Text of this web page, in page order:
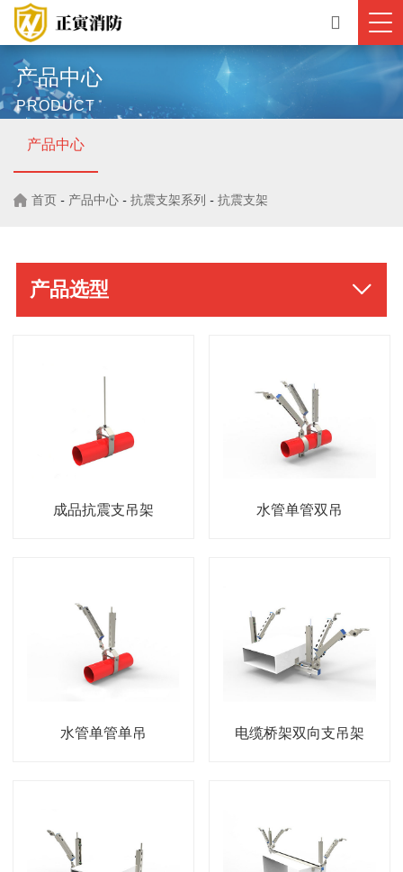
产品中心
PRODUCT
产品中心
首页 - 产品中心 - 抗震支架系列 - 抗震支架
产品选型
成品抗震支吊架 水管单管双吊
水管单管单吊 电缆桥架双向支吊架